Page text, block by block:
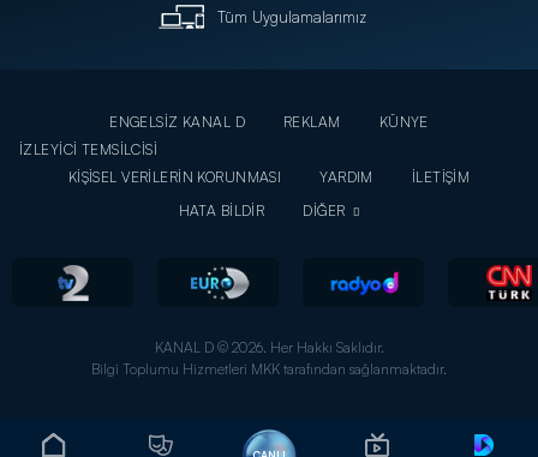
Tüm Uygulamalarımız
ENGELSİZ KANAL D REKLAM
KÜNYE
İZLEYİCİ TEMSİLCİSİ
KİŞİSEL VERİLERİN KORUNMASI
YARDIM
İLETİŞİM
HATA BİLDİR
DİĞER
KANAL D © 2026. Her Hakkı Saklıdır.
Bilgi Toplumu Hizmetleri MKK tarafından sağlanmaktadır.